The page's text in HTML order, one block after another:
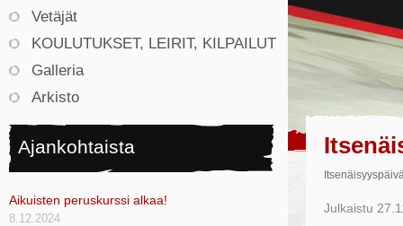
Vetäjät
KOULUTUKSET, LEIRIT, KILPAILUT
Galleria
Arkisto
Ajankohtaista
Aikuisten peruskurssi alkaa!
8.12.2024
Julkaistu